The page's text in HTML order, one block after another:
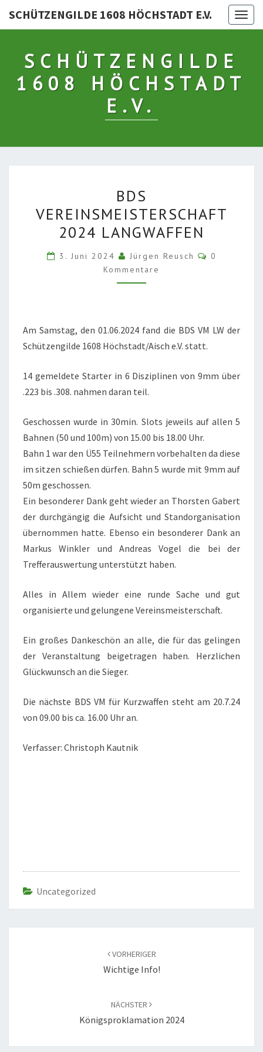
SCHÜTZENGILDE 1608 HÖCHSTADT E.V.
SCHÜTZENGILDE
1608 HÖCHSTADT
E.V.
VEREINSMEISTERSCHAFT
2024
LANGWAFFEN
BDS
VEREINSMEISTERSCHAFT
2024 LANGWAFFEN
3. Juni 2024 Jürgen Reusch Kommentare
0
Kommentare
Am Samstag, den 01.06.2024 fand die BDS VM LW der
Schützengilde 1608 Höchstadt/Aisch e.V. statt.
14 gemeldete Starter in 6 Disziplinen von 9mm über
.223 bis .308. nahmen daran teil.
Geschossen wurde in 30min. Slots jeweils auf allen 5
Bahnen (50 und 100m) von 15.00 bis 18.00 Uhr.
Bahn 1 war den Ü55 Teilnehmern vorbehalten da diese
im sitzen schießen dürfen. Bahn 5 wurde mit 9mm auf
50m geschossen.
Ein besonderer Dank geht wieder an Thorsten Gabert
der durchgängig die Aufsicht und Standorganisation
übernommen hatte. Ebenso ein besonderer Dank an
Markus Winkler und Andreas Vogel die bei der
Trefferauswertung unterstützt haben.
Alles in Allem wieder eine runde Sache und gut
organisierte und gelungene Vereinsmeisterschaft.
Ein großes Dankeschön an alle, die für das gelingen
der Veranstaltung beigetragen haben. Herzlichen
Glückwunsch an die Sieger.
Die nächste BDS VM für Kurzwaffen steht am 20.7.24
von 09.00 bis ca. 16.00 Uhr an.
Verfasser: Christoph Kautnik
Uncategorized
VORHERIGER
Wichtige Info!
NÄCHSTER
Königsproklamation 2024